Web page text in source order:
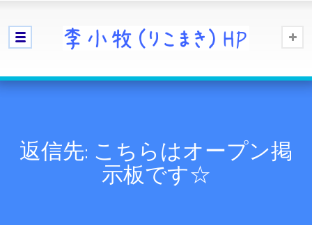
返信先: こちらはオープン掲
示板です☆